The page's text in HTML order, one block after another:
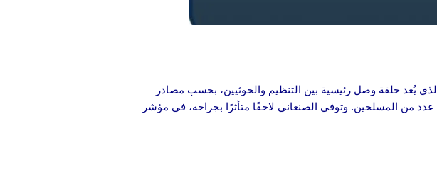
يُعد حلقة وصل رئيسية بين التنظيم والحوثيين، بحسب مصادر
من المسلحين. وتوفي الصنعاني لاحقًا متأثرًا بجراحه، في مؤشر